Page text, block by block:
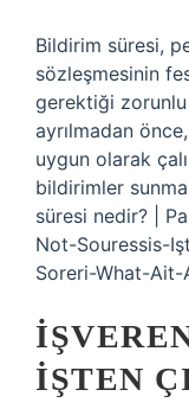
Bildirim süresi,
sözleşmesinin
gerektiği
ayrılmadan
uygun olarak
bildirimler
süresi nedir? |
Not-Souressis-
Soreri-What-
IŞTEN